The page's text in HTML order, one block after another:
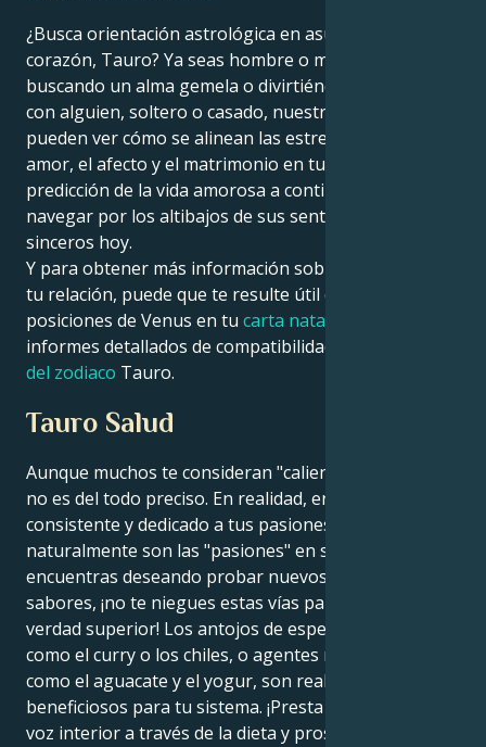
¿Busca orientación astrológica en asuntos del
corazón, Tauro? Ya seas hombre o mujer, estés
buscando un alma gemela o divirtiéndote saliendo
con alguien, soltero o casado, nuestros astrólogos
pueden ver cómo se alinean las estrellas para el
amor, el afecto y el matrimonio en tu vida. Vea su
predicción de la vida amorosa a continuación para
navegar por los altibajos de sus sentimientos más
sinceros hoy.
Y para obtener más información sobre la dinámica de
tu relación, puede que te resulte útil consultar las
posiciones de Venus en tu carta natal
informes detallados de compatibilidad para tu
del zodiaco Tauro.
Tauro Salud
Aunque muchos te consideran "caliente / frío", esto
no es del todo preciso. En realidad, eres altamente
consistente y dedicado a tus pasiones; lo que fluctúa
naturalmente son las "pasiones" en sí. Si te
encuentras deseando probar nuevos alimentos o
sabores, ¡no te niegues estas vías para llegar a una
verdad superior! Los antojos de especias picantes
como el curry o los chiles, o agentes refrescantes
como el aguacate y el yogur, son realmente
beneficiosos para tu sistema. ¡Presta atención a tu
voz interior a través de la dieta y prospera!